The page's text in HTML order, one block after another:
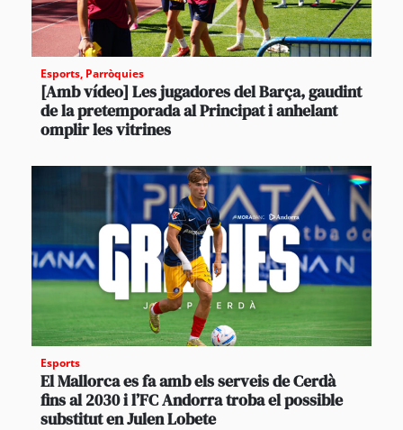
Esports, Parròquies
[Amb vídeo] Les jugadores del Barça, gaudint
de la pretemporada al Principat i anhelant
omplir les vitrines
Esports
El Mallorca es fa amb els serveis de Cerdà
fins al 2030 i l’FC Andorra troba el possible
substitut en Julen Lobete